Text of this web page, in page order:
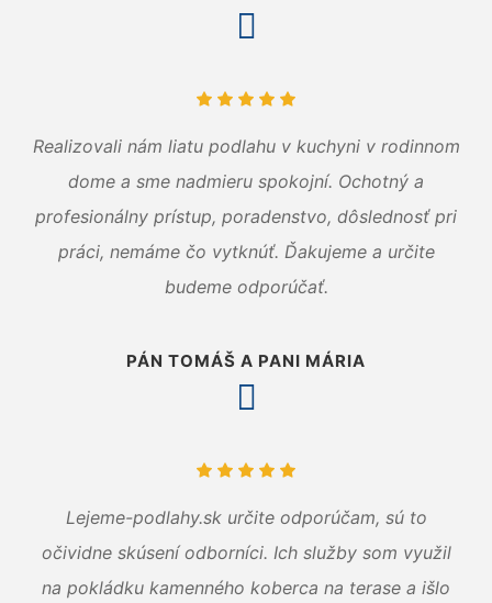
Realizovali nám liatu podlahu v kuchyni v rodinnom
dome a sme nadmieru spokojní. Ochotný a
profesionálny prístup, poradenstvo, dôslednosť pri
práci, nemáme čo vytknúť. Ďakujeme a určite
budeme odporúčať.
PÁN TOMÁŠ A PANI MÁRIA
Lejeme-podlahy.sk určite odporúčam, sú to
očividne skúsení odborníci. Ich služby som využil
na pokládku kamenného koberca na terase a išlo